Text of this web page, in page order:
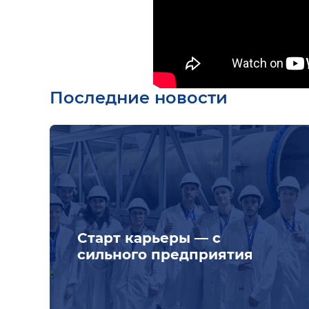
Последние новости
Старт карьеры — с
сильного предприятия